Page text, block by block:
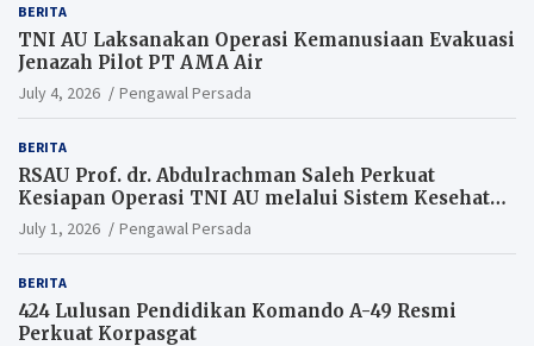
BERITA
TNI AU Laksanakan Operasi Kemanusiaan Evakuasi
Jenazah Pilot PT AMA Air
July 4, 2026 Pengawal Persada
BERITA
RSAU Prof. dr. Abdulrachman Saleh Perkuat
Kesiapan Operasi TNI AU melalui Sistem Kesehatan
Andal
July 1, 2026 Pengawal Persada
BERITA
424 Lulusan Pendidikan Komando A-49 Resmi
Perkuat Korpasgat